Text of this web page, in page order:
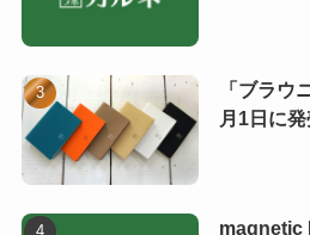
「ブラウ
月1日に
magnetic